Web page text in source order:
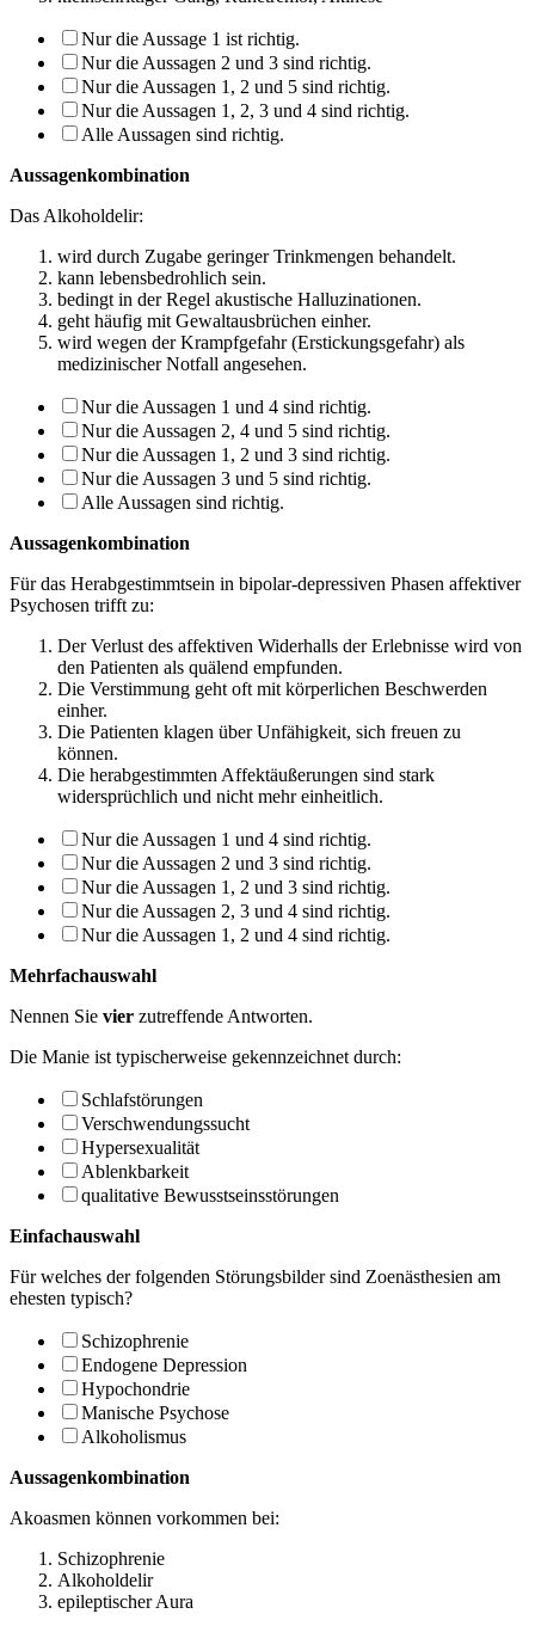
Nur die Aussage 1 ist richtig.
Nur die Aussagen 2 und 3 sind richtig.
Nur die Aussagen 1, 2 und 5 sind richtig.
Nur die Aussagen 1, 2, 3 und 4 sind richtig.
Alle Aussagen sind richtig.
Aussagenkombination
Das Alkoholdelir:
wird durch Zugabe geringer Trinkmengen behandelt.
kann lebensbedrohlich sein.
bedingt in der Regel akustische Halluzinationen.
geht häufig mit Gewaltausbrüchen einher.
wird wegen der Krampfgefahr (Erstickungsgefahr) als
medizinischer Notfall angese­hen.
Nur die Aussagen 1 und 4 sind richtig.
Nur die Aussagen 2, 4 und 5 sind richtig.
Nur die Aussagen 1, 2 und 3 sind richtig.
Nur die Aussagen 3 und 5 sind richtig.
Alle Aussagen sind richtig.
Aussagenkombination
Für das Herabgestimmtsein in bipolar-depressiven Phasen affektiver
Psychosen trifft zu:
Der Verlust des affektiven Widerhalls der Erlebnisse wird von
den Patienten als quälend empfunden.
Die Verstimmung geht oft mit körperlichen Beschwerden
einher.
Die Patienten klagen über Unfähigkeit, sich freuen zu
können.
Die herabgestimmten Affektäußerungen sind stark
widersprüchlich und nicht mehr einheitlich.
Nur die Aussagen 1 und 4 sind richtig.
Nur die Aussagen 2 und 3 sind richtig.
Nur die Aussagen 1, 2 und 3 sind richtig.
Nur die Aussagen 2, 3 und 4 sind richtig.
Nur die Aussagen 1, 2 und 4 sind richtig.
Mehrfachauswahl
Nennen Sie vier zutreffende Antworten.
Die Manie ist typischerweise gekennzeichnet durch:
Schlafstörungen
Verschwendungssucht
Hypersexualität
Ablenkbarkeit
qualitative Bewusstseinsstörungen
Einfachauswahl
Für welches der folgenden Störungsbilder sind Zoenästhesien am
ehesten typisch?
Schizophrenie
Endogene Depression
Hypochondrie
Manische Psychose
Alkoholismus
Aussagenkombination
Akoasmen können vorkommen bei:
Schizophrenie
Alkoholdelir
epileptischer Aura